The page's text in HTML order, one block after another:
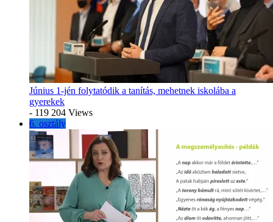
Június 1-jén folytatódik a tanítás, mehetnek iskolába a
gyerekek
- 119 204 Views
6. osztály